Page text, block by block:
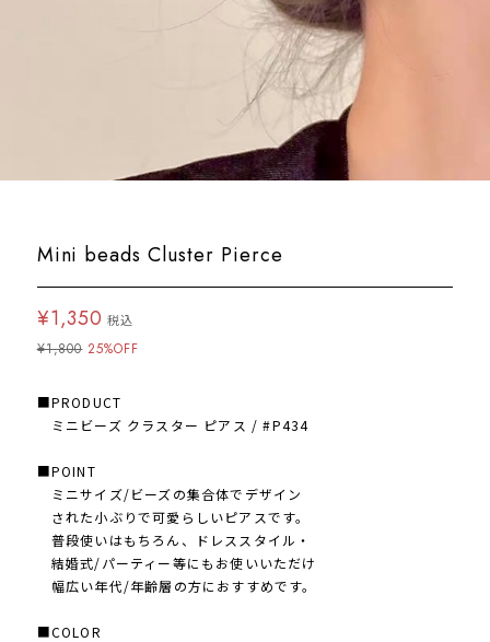
Mini beads Cluster Pierce
¥1,350 税込
¥1,800 25%OFF
■PRODUCT
ミニビーズ クラスター ピアス / #P434
■POINT
ミニサイズ/ビーズの集合体でデザイン
された小ぶりで可愛らしいピアスです。
普段使いはもちろん、ドレススタイル・
結婚式/パーティー等にもお使いいただけ
幅広い年代/年齢層の方におすすめです。
■COLOR